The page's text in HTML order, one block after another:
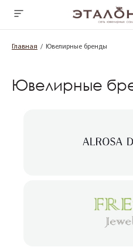
Главная Ювелирные бренды
Ювелирные